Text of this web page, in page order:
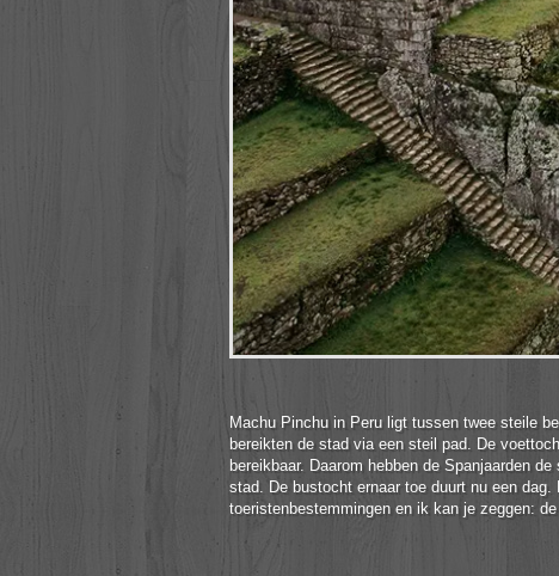
Machu Pinchu in Peru ligt tussen twee steile
bereikten de stad via een steil pad. De
bereikbaar. Daarom hebben de Spanjaarden
stad. De bustocht ernaar toe duurt nu een
toeristenbestemmingen en ik kan je zeggen: de